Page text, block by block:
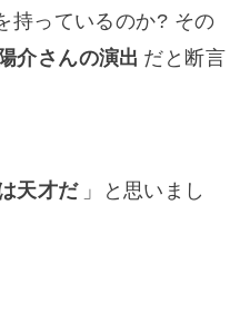
持っているのか? その
介さんの演出 だと断言
天才だ 」と思いまし